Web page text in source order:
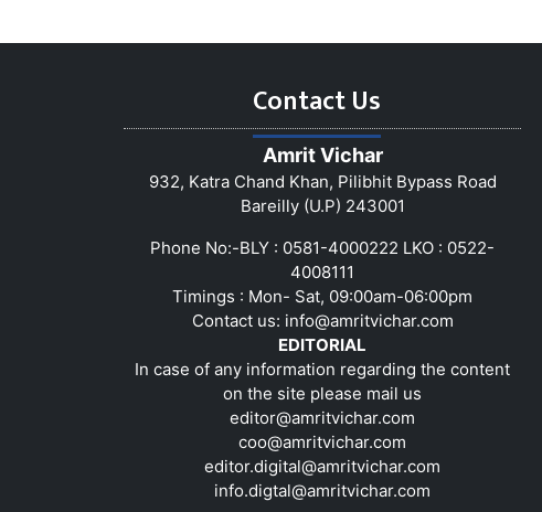
Contact Us
Amrit Vichar
932, Katra Chand Khan, Pilibhit Bypass Road
Bareilly (U.P) 243001
Phone No:-BLY : 0581-4000222 LKO : 0522-
4008111
Timings : Mon- Sat, 09:00am-06:00pm
Contact us: info@amritvichar.com
EDITORIAL
In case of any information regarding the content
on the site please mail us
editor@amritvichar.com
coo@amritvichar.com
editor.digital@amritvichar.com
info.digtal@amritvichar.com